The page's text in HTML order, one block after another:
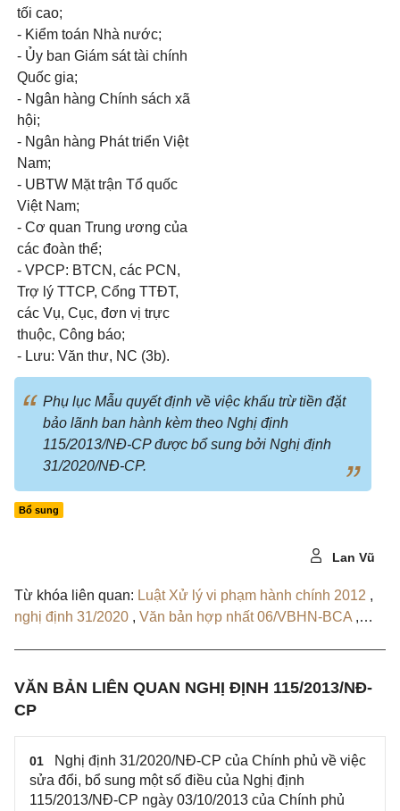
tối cao;
- Kiểm toán Nhà nước;
- Ủy ban Giám sát tài chính
Quốc gia;
- Ngân hàng Chính sách xã
hội;
- Ngân hàng Phát triển Việt
Nam;
- UBTW Mặt trận Tổ quốc
Việt Nam;
- Cơ quan Trung ương của
các đoàn thể;
- VPCP: BTCN, các PCN,
Trợ lý TTCP, Cổng TTĐT,
các Vụ, Cục, đơn vị trực
thuộc, Công báo;
- Lưu: Văn thư, NC (3b).
Phụ lục Mẫu quyết định về việc khấu trừ tiền đặt
bảo lãnh ban hành kèm theo Nghị định
115/2013/NĐ-CP được bổ sung bởi Nghị định
31/2020/NĐ-CP.
Bổ sung
Lan Vũ
Từ khóa liên quan: Luật Xử lý vi phạm hành chính 2012 ,
nghị định 31/2020 , Văn bản hợp nhất 06/VBHN-BCA ,
VĂN BẢN LIÊN QUAN NGHỊ ĐỊNH 115/2013/NĐ-
CP
01
Nghị định 31/2020/NĐ-CP của Chính phủ về việc
sửa đổi, bổ sung một số điều của Nghị định
115/2013/NĐ-CP ngày 03/10/2013 của Chính phủ